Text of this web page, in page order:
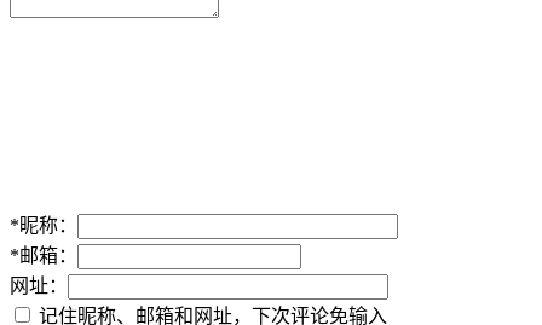
*昵称：
*邮箱：
网址：
记住昵称、邮箱和网址，下次评论免输入